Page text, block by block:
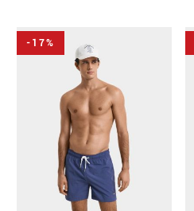
-17%